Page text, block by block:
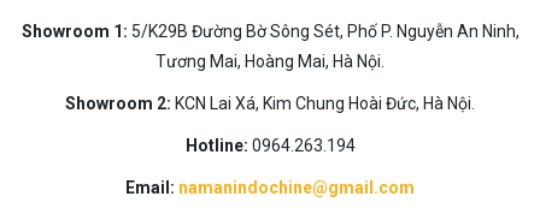
Showroom 1: 5/K29B Đường Bờ Sông Sét, Phố P. Nguyễn An Ninh,
Tương Mai, Hoàng Mai, Hà Nội.
Showroom 2: KCN Lai Xá, Kim Chung Hoài Đức, Hà Nội.
Hotline: 0964.263.194
Email: namanindochine@gmail.com